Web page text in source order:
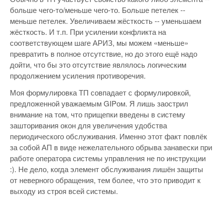
больше чего-то/меньше чего-то. Больше петелек --
меньше петелек. Увеличиваем жёсткость -- уменьшаем
жёсткость. И т.п. При усилении конфликта на
соответствующем шаге АРИЗ, мы можем «меньше»
превратить в полное отсутствие, но до этого ещё надо
дойти, что бы это отсутствие являлось логическим
продолжением усиления противоречия.
Моя формулировка ТП совпадает с формулировкой,
предложенной уважаемым GIPом. Я лишь заострил
внимание на том, что прищепки введены в систему
зашторивания окон для увеличения удобства
периодического обслуживания. Именно этот факт повлёк
за собой АП в виде нежелательного обрыва занавески при
работе оператора системы управления не по инструкции
:). Не дело, когда элемент обслуживания лишён защиты
от неверного обращения, тем более, что это приводит к
выходу из строя всей системы.